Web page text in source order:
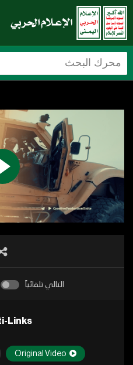
التالي تلقائياً
Links
Original Video